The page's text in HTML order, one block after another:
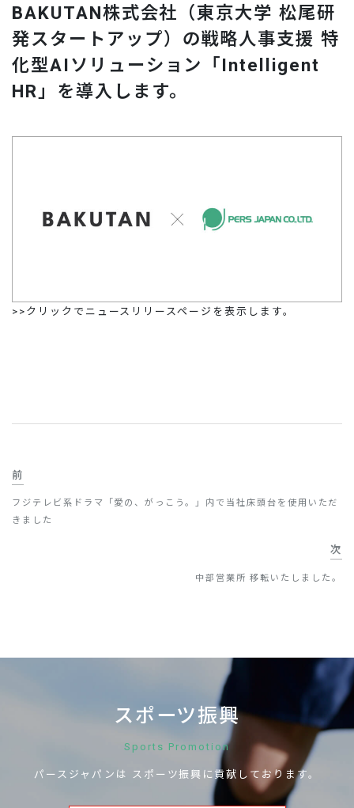
お問い合わせ
BAKUTAN株式会社（東京大学 松尾研
発スタートアップ）の戦略人事支援 特
化型AIソリューション「Intelligent
HR」を導入します。
>>クリックでニュースリリースページを表示します。
前
フジテレビ系ドラマ「愛の、がっこう。」内で当社床頭台を使用いただ
きました
次
中部営業所 移転いたしました。
スポーツ振興
Sports Promotion
パースジャパンは スポーツ振興に貢献しております。